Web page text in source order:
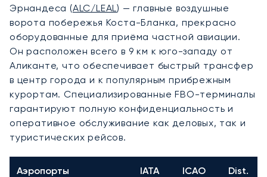
Эрнандеса (ALC/LEAL) — главные воздушные
ворота побережья Коста-Бланка, прекрасно
оборудованные для приёма частной авиации.
Он расположен всего в 9 км к юго-западу от
Аликанте, что обеспечивает быстрый трансфер
в центр города и к популярным прибрежным
курортам. Специализированные FBO-терминалы
гарантируют полную конфиденциальность и
оперативное обслуживание как деловых, так и
туристических рейсов.
Аэропорты IATA ICAO Dist.